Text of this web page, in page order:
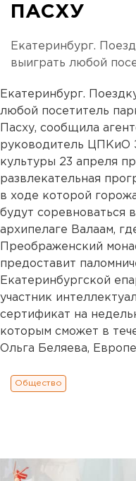
ПАСХУ
Екатеринбург.
выиграть любой
Екатеринбург.
любой посетитель
Пасху, сообщила
руководитель ЦПКиО
культуры 23 апреля
развлекательная
в ходе которой
будут соревноваться
архипелаге Валаам,
Преображенский
предоставит
Екатеринбургской
участник
сертификат на
которым сможет в
Ольга Беляева,
Общество